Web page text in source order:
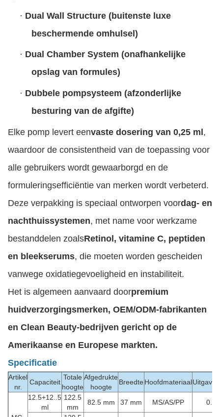
· Dual Wall Structure (buitenste luxe
beschermende omhulsel)
· Dual Chamber System (onafhankelijke
opslag van formules)
· Dubbele pompsysteem (afzonderlijke
besturing van de afgifte)
Elke pomp levert eenvaste dosering van 0,25 ml,
waardoor de consistentheid van de toepassing voor
alle gebruikers wordt gewaarborgd en de
formuleringsefficiëntie van merken wordt verbeterd.
Deze verpakking is speciaal ontworpen voordag- en
nachthuissystemen, met name voor werkzame
bestanddelen zoalsRetinol, vitamine C, peptiden
en bleekserums, die moeten worden gescheiden
vanwege oxidatiegevoeligheid en instabiliteit.
Het is algemeen aanvaard doorpremium
huidverzorgingsmerken, OEM/ODM-fabrikanten
en Clean Beauty-bedrijven gericht op de
Amerikaanse en Europese markten.
Specificatie
Artikel
nr.
Capaciteit
Totale
hoogte
Afgedrukte
hoogte
BreedteHoofdmateriaal
12.5+12..5
ml
122.5
mm
82.5 mm 37 mm MS/AS/PP